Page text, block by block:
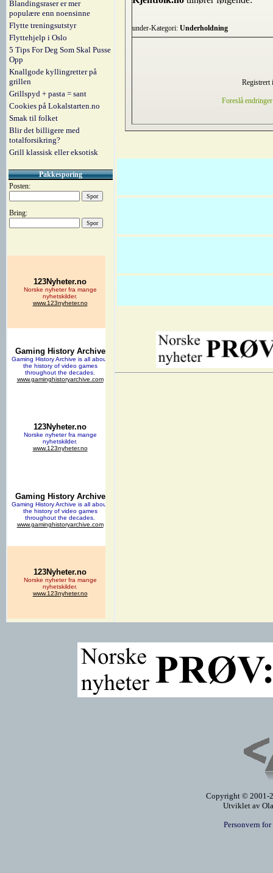
Blandingsraser er mer
populære enn noensinne
Flytte treningsutstyr
Flyttehjelp i Oslo
5 Tips For Deg Som Skal Pusse
Opp
Knallgode kyllingretter på
grillen
Grillspyd + pasta = sant
Cookies på Lokalstarten.no
Smak til folket
Blir det billigere med
totalforsikring?
Grill klassisk eller eksotisk
Pakkesporing
Posten:
Bring:
under-Kategori: Underholdning
Registrert
Foreslå
Copyright © 2001-
Utviklet av
Personvern